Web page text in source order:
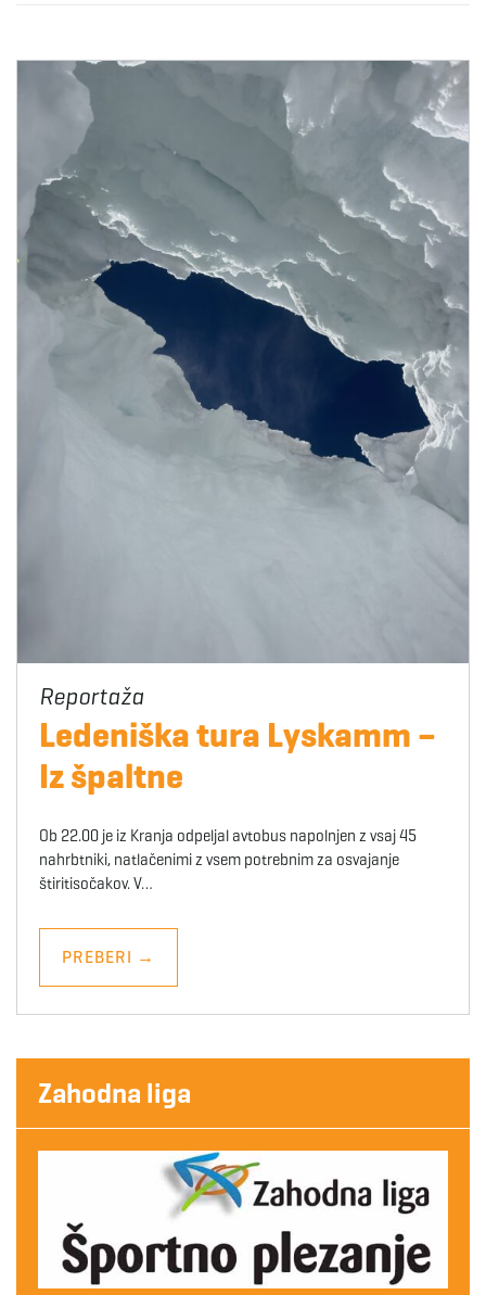
r
Ledeniška tura Lyskamm –
Iz špaltne
Ob 22.00 je iz Kranja odpeljal avtobus napolnjen z vsaj 45
nahrbtniki, natlačenimi z vsem potrebnim za osvajanje
štiritisočakov. V…
PREBERI →
Zahodna liga